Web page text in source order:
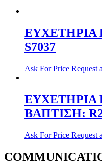
ΕΥΧΕΤΗΡΙΑ
S7037
Ask For Price Request
ΕΥΧΕΤΗΡΙΑ
ΒΑΠΤΙΣΗ:
Ask For Price Request